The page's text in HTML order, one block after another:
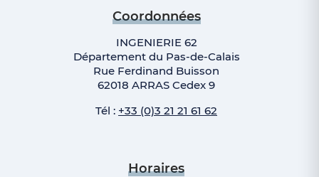
Coordonnées
INGENIERIE 62
Département du Pas-de-Calais
Rue Ferdinand Buisson
62018 ARRAS Cedex 9
Tél : +33 (0)3 21 21 61 62
Horaires